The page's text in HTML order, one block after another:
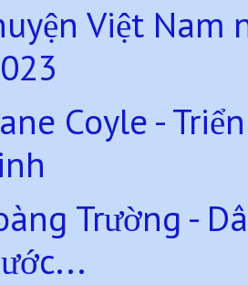
Việt
Coyle -
Trường -